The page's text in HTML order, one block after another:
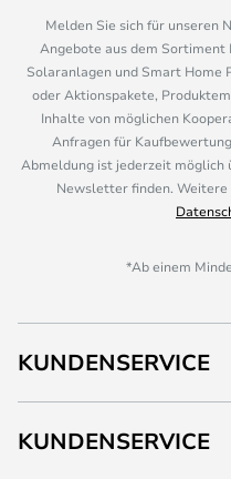
Melden Sie sich für unseren
Angebote aus dem Sortiment
Solaranlagen und Smart Home
oder Aktionspakete,
Inhalte von möglichen
Anfragen für
Abmeldung ist jederzeit möglich
Newsletter finden.
*Ab einem
KUNDENSERVICE
KUNDENSERVICE